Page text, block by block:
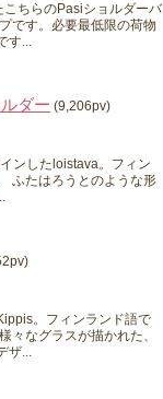
ちらのPasiショルダーバ
です。必要最低限の荷物
す...
ダー (9,206pv)
ンしたloistava。フィン
ふたはろうとのような形
。フィンランド語で
々なグラスが描かれた、
ザ...